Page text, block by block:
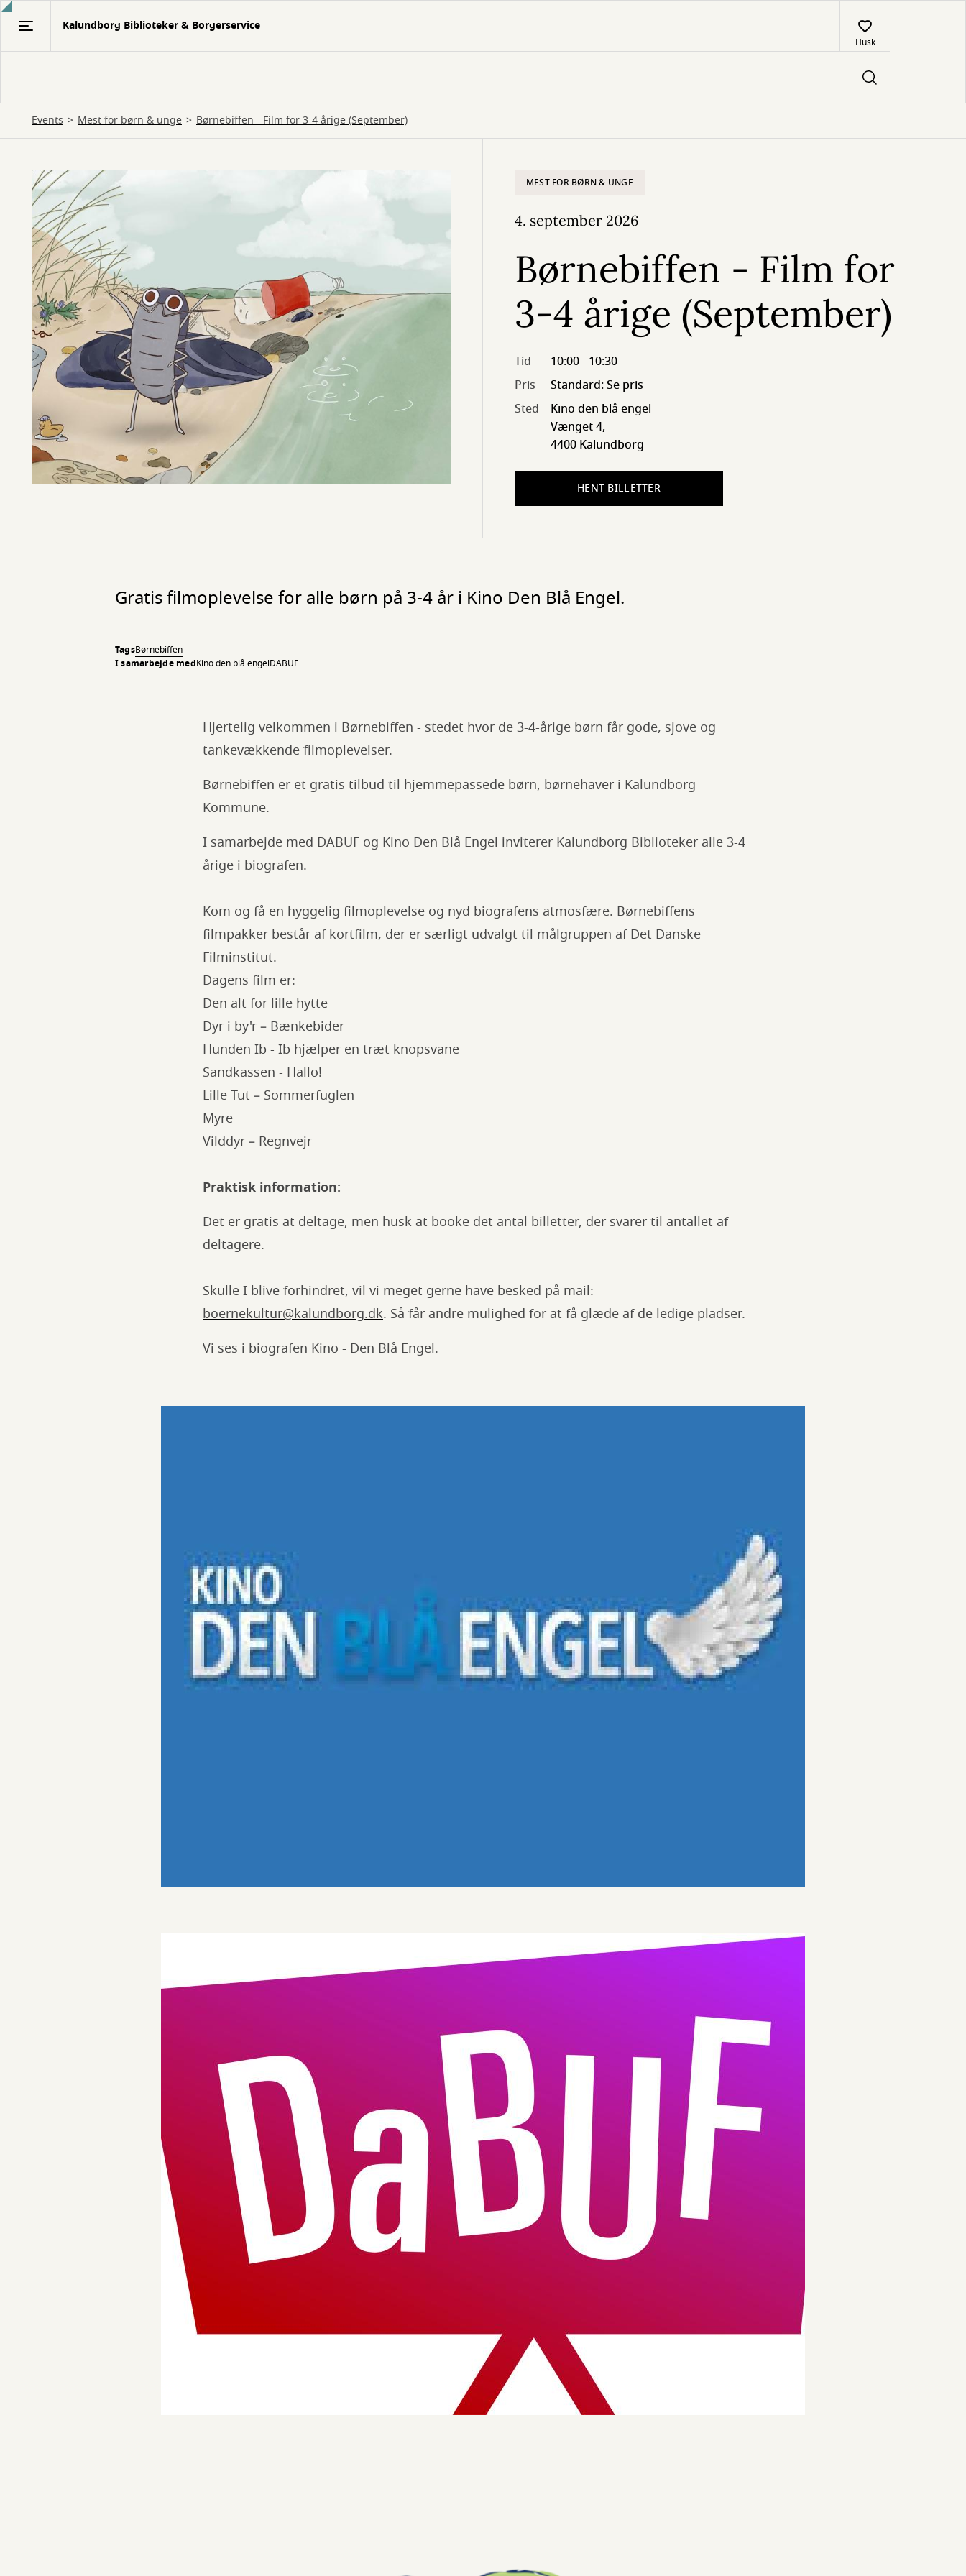
Gå
Kalundborg Biblioteker & Borgerservice
Husk
Events Mest for børn & unge Børnebiffen - Film for 3-4 årige (September)
MEST FOR BØRN & UNGE
4. september 2026
Børnebiffen - Film for
3-4 årige (September)
Tid
10:00 - 10:30
Pris
Standard: Se pris
Sted
Kino den blå engel
Vænget 4,
4400 Kalundborg
HENT BILLETTER
Gratis filmoplevelse for alle børn på 3-4 år i Kino Den Blå Engel.
TagsBørnebiffen
I samarbejde medKino den blå engelDABUF
Hjertelig velkommen i Børnebiffen - stedet hvor de 3-4-årige børn får gode, sjove og
tankevækkende filmoplevelser.
Børnebiffen er et gratis tilbud til hjemmepassede børn, børnehaver i Kalundborg
Kommune.
I samarbejde med DABUF og Kino Den Blå Engel inviterer Kalundborg Biblioteker alle 3-4
årige i biografen.
Kom og få en hyggelig filmoplevelse og nyd biografens atmosfære. Børnebiffens
filmpakker består af kortfilm, der er særligt udvalgt til målgruppen af Det Danske
Filminstitut.
Dagens film er:
Den alt for lille hytte
Dyr i by'r – Bænkebider
Hunden Ib - Ib hjælper en træt knopsvane
Sandkassen - Hallo!
Lille Tut – Sommerfuglen
Myre
Vilddyr – Regnvejr
Praktisk information:
Det er gratis at deltage, men husk at booke det antal billetter, der svarer til antallet af
deltagere.
Skulle I blive forhindret, vil vi meget gerne have besked på mail:
boernekultur@kalundborg.dk. Så får andre mulighed for at få glæde af de ledige pladser.
Vi ses i biografen Kino - Den Blå Engel.